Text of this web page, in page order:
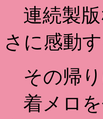
連続製版
さに感動
その帰り
着メロを